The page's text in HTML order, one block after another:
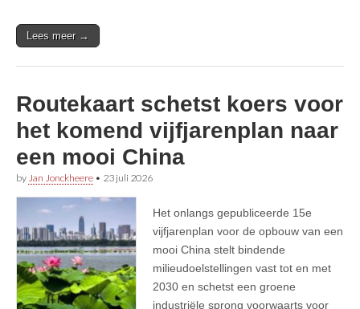
Lees meer →
Routekaart schetst koers voor
het komend vijfjarenplan naar
een mooi China
by Jan Jonckheere • 23 juli 2026
Het onlangs gepubliceerde 15e
vijfjarenplan voor de opbouw van een
mooi China stelt bindende
milieudoelstellingen vast tot en met
2030 en schetst een groene
industriële sprong voorwaarts voor